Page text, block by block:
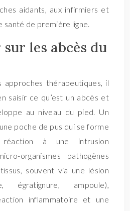
aidants, aux infirmiers et
santé de première ligne.
les abcès du
approches thérapeutiques, il
saisir ce qu’est un abcès et
au niveau du pied. Un
poche de pus qui se forme
réaction à une intrusion
organismes pathogènes
souvent via une lésion
égratignure, ampoule),
inflammatoire et une